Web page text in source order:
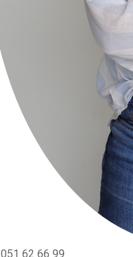
051 62 66 99